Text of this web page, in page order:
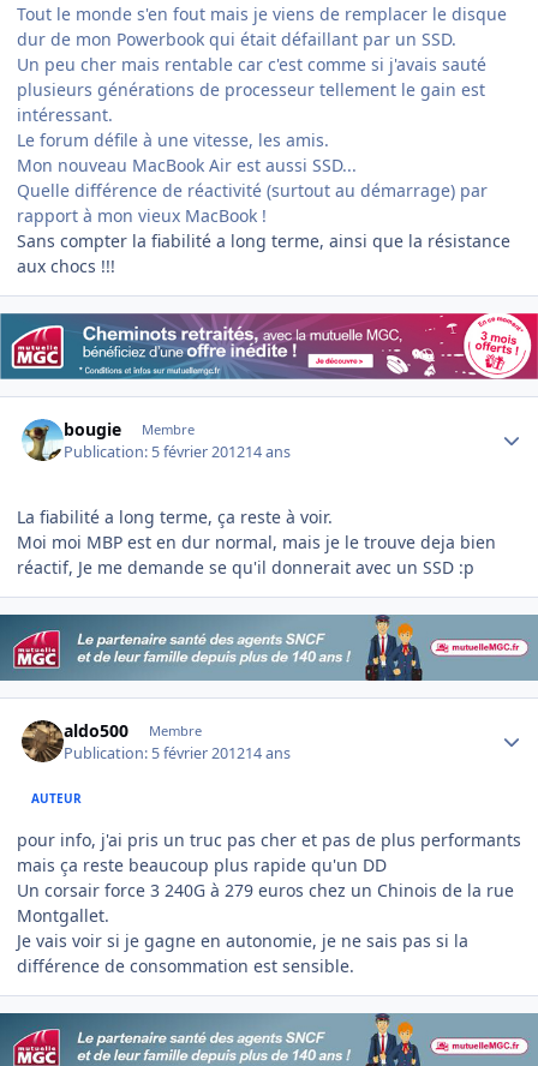
Tout le monde s'en fout mais je viens de remplacer le disque
dur de mon Powerbook qui était défaillant par un SSD.
Un peu cher mais rentable car c'est comme si j'avais sauté
plusieurs générations de processeur tellement le gain est
intéressant.
Le forum défile à une vitesse, les amis.
Mon nouveau MacBook Air est aussi SSD...
Quelle différence de réactivité (surtout au démarrage) par
rapport à mon vieux MacBook !
Sans compter la fiabilité a long terme, ainsi que la résistance
aux chocs !!!
bougie Membre
Publication: 5 février 201214 ans
La fiabilité a long terme, ça reste à voir.
Moi moi MBP est en dur normal, mais je le trouve deja bien
réactif, Je me demande se qu'il donnerait avec un SSD :p
aldo500 Membre
Publication: 5 février 201214 ans
AUTEUR
pour info, j'ai pris un truc pas cher et pas de plus performants
mais ça reste beaucoup plus rapide qu'un DD
Un corsair force 3 240G à 279 euros chez un Chinois de la rue
Montgallet.
Je vais voir si je gagne en autonomie, je ne sais pas si la
différence de consommation est sensible.